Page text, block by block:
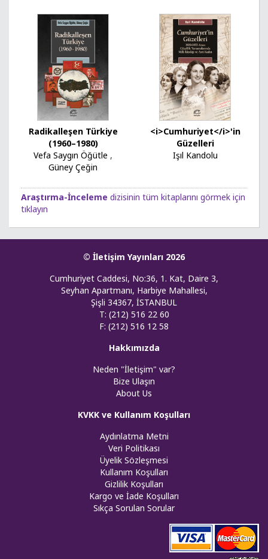
Radikalleşen Türkiye
(1960–1980)
Vefa Saygın Öğütle ,
Güney Çeğin
<i>Cumhuriyet</i>'in
Güzelleri
Işıl Kandolu
Araştırma-İnceleme dizisinin tüm kitaplarını görmek için
tıklayın
© İletişim Yayınları 2026
Cumhuriyet Caddesi, No:36, 1. Kat, Daire 3,
Seyhan Apartmanı, Harbiye Mahallesi,
Şişli 34367, İSTANBUL
T: (212) 516 22 60
F: (212) 516 12 58
Hakkımızda
Neden "İletişim" var?
Bize Ulaşın
About Us
KVKK ve Kullanım Koşulları
Aydınlatma Metni
Veri Politikası
Üyelik Sözleşmesi
Kullanım Koşulları
Gizlilik Koşulları
Kargo ve İade Koşulları
Sıkça Sorulan Sorular